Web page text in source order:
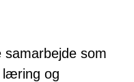
samarbejde som
læring og